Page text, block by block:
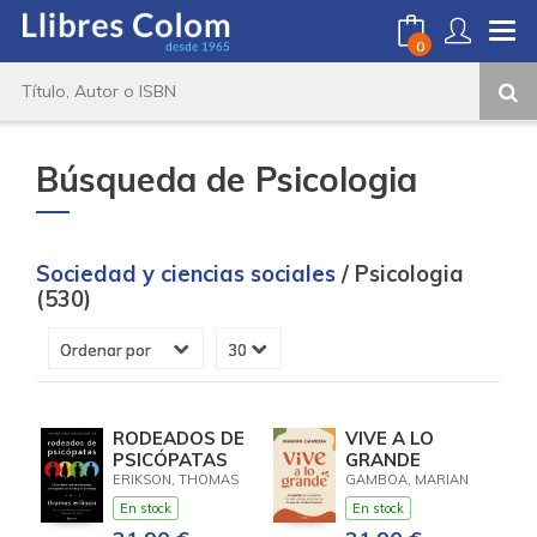
0
Búsqueda de Psicologia
Sociedad y ciencias sociales / Psicologia
(530)
RODEADOS DE
PSICÓPATAS
ERIKSON, THOMAS
En stock
VIVE A LO
GRANDE
GAMBOA, MARIAN
En stock